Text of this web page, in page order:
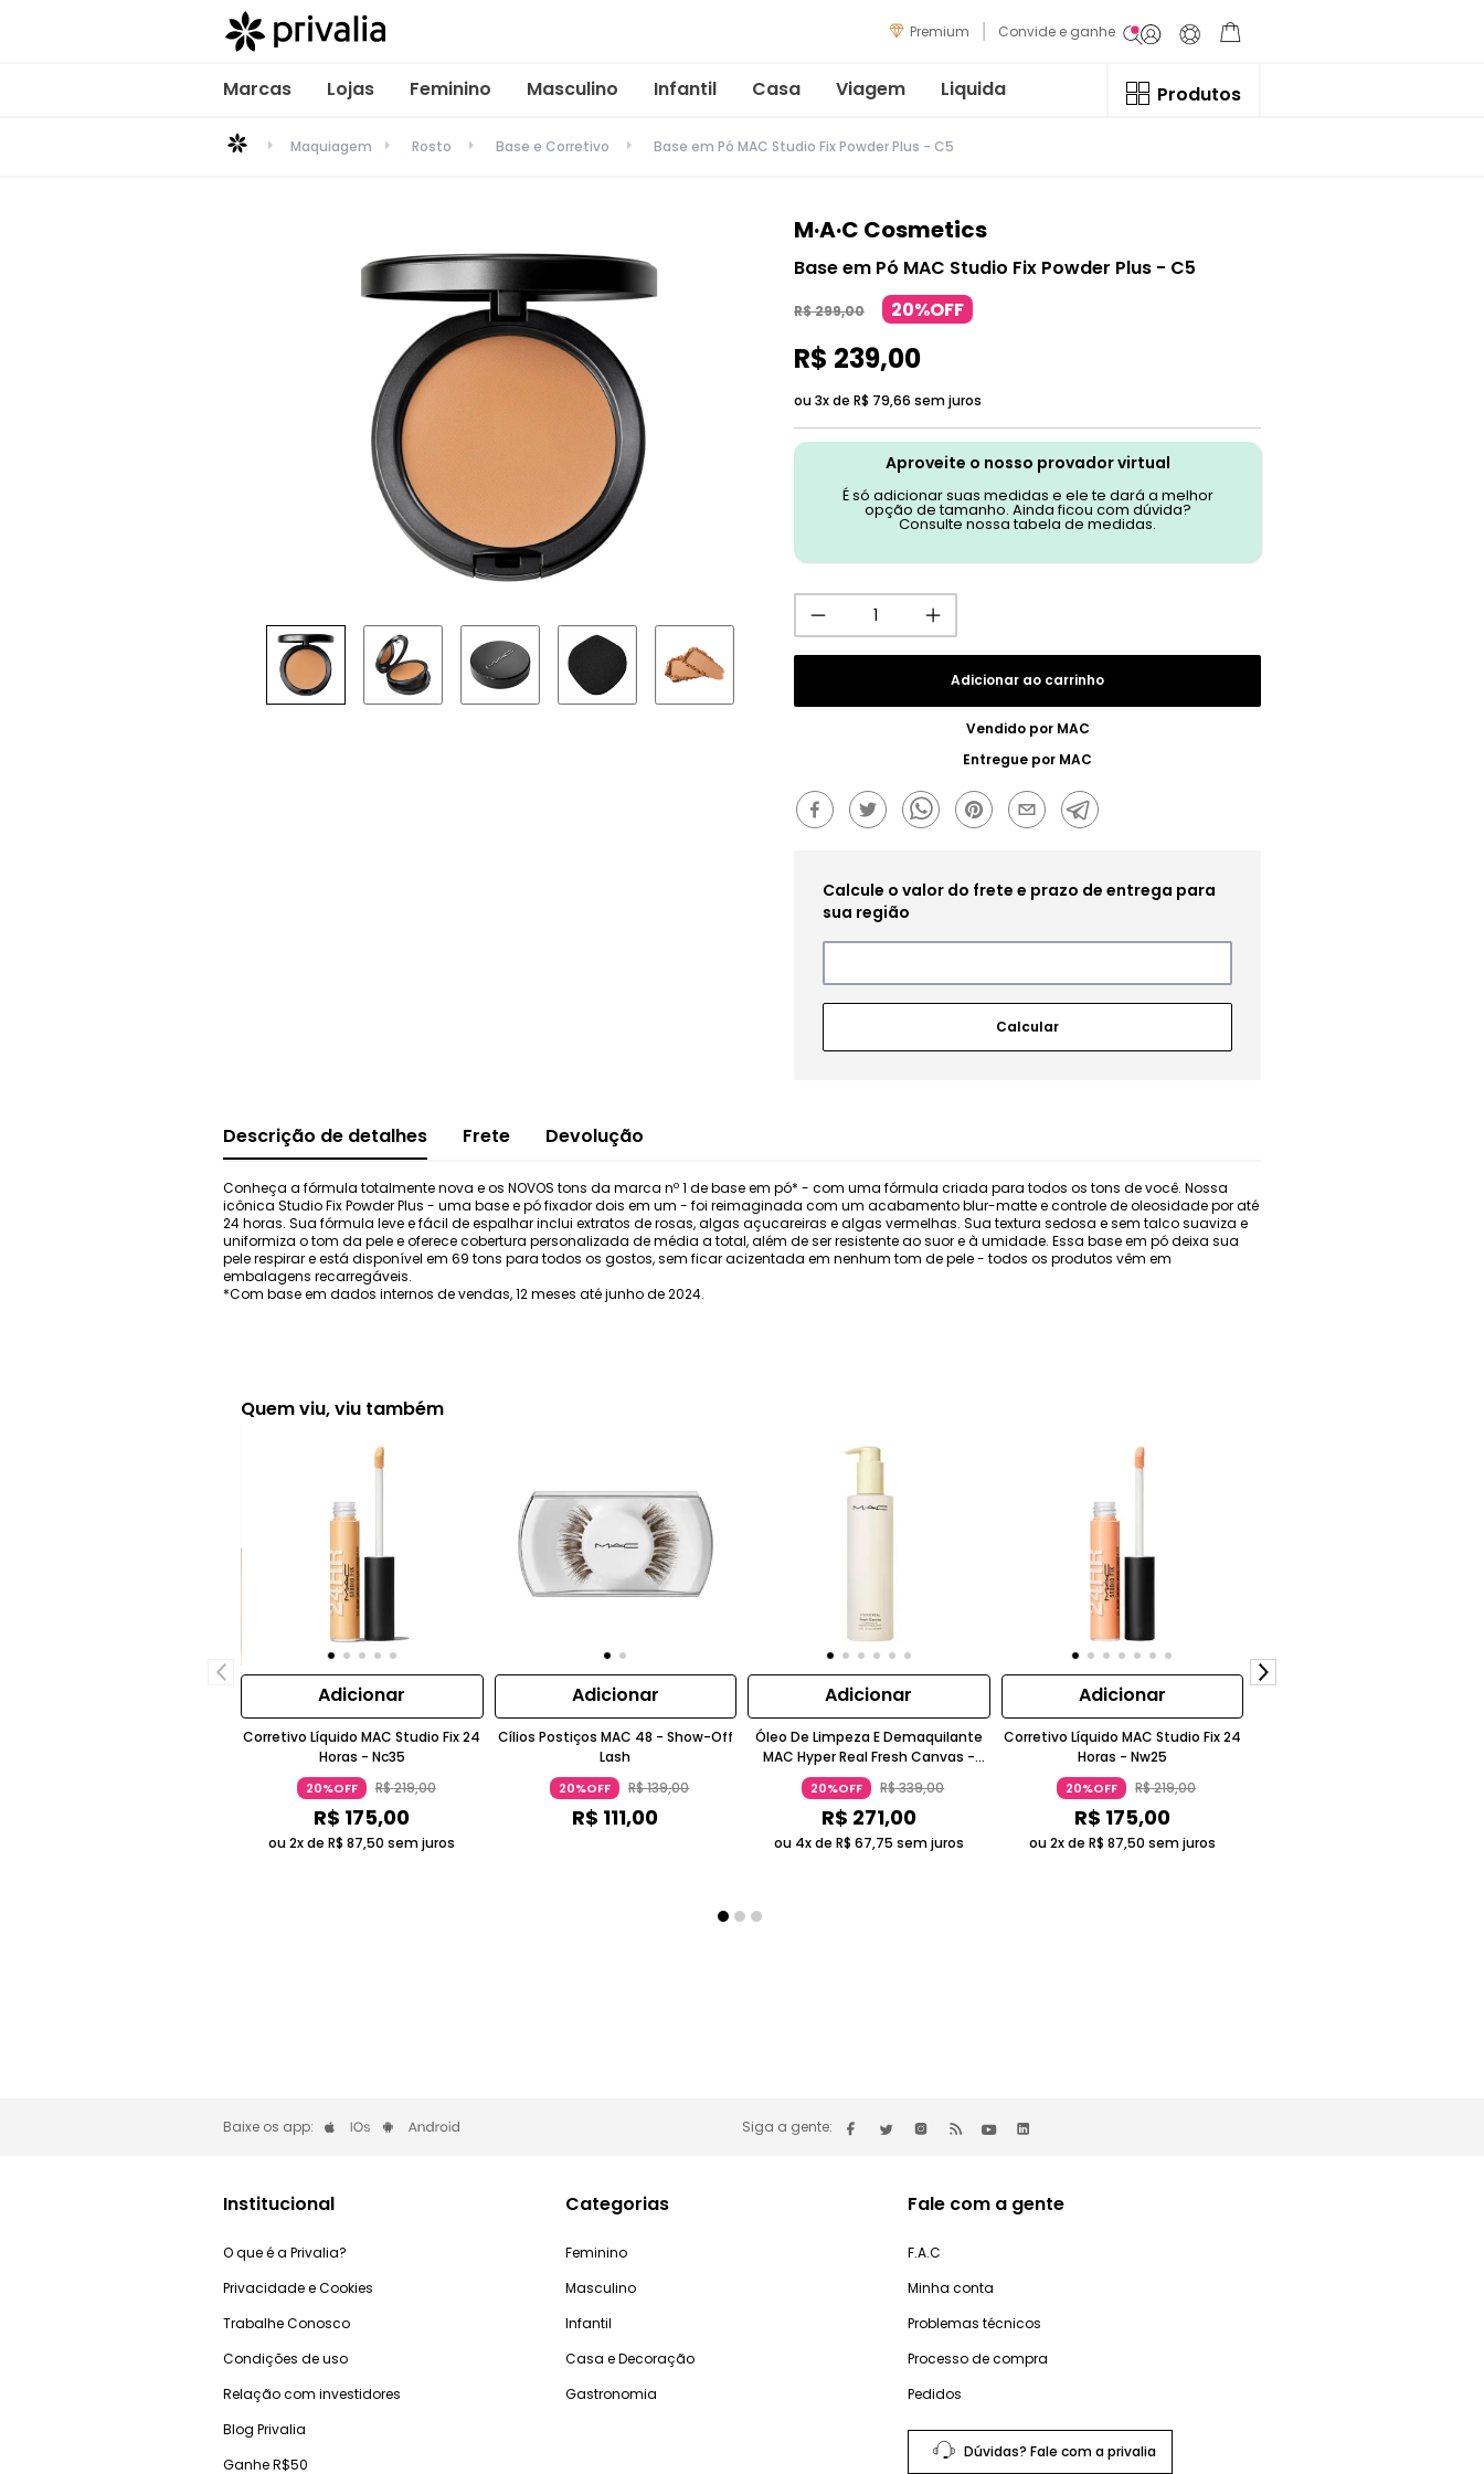
Premium Convide e ganhe
Marcas Lojas Feminino Masculino Infantil Casa Viagem Liquida Produtos
Maquiagem Rosto Base e Corretivo Base em Pó MAC Studio Fix Powder Plus - C5
M·A·C Cosmetics
Base em Pó MAC Studio Fix Powder Plus - C5
R$299,00 20%OFF
R$ 239,00
ou 3x de R$ 79,66 sem juros
Aproveite o nosso provador virtual
É só adicionar suas medidas e ele te dará a melhor
opção de tamanho. Ainda ficou com dúvida?
Consulte nossa tabela de medidas.
Adicionar ao carrinho
Vendido por MAC
Entregue por MAC
Descrição de detalhes Frete Devolução
Conheça a fórmula totalmente nova e os NOVOS tons da marca nº 1 de base em pó* - com uma fórmula criada para todos os tons de você. Nossa
icônica Studio Fix Powder Plus - uma base e pó fixador dois em um - foi reimaginada com um acabamento blur-matte e controle de oleosidade por até
24 horas. Sua fórmula leve e fácil de espalhar inclui extratos de rosas, algas açucareiras e algas vermelhas. Sua textura sedosa e sem talco suaviza e
uniformiza o tom da pele e oferece cobertura personalizada de média a total, além de ser resistente ao suor e à umidade. Essa base em pó deixa sua
pele respirar e está disponível em 69 tons para todos os gostos, sem ficar acizentada em nenhum tom de pele - todos os produtos vêm em
embalagens recarregáveis.
*Com base em dados internos de vendas, 12 meses até junho de 2024.
Quem viu, viu também
Adicionar
Corretivo Líquido MAC Studio Fix 24
Horas - Nc35
20%OFF R$219,00
R$ 175,00
ou 2x deR$ 87,50 sem juros
Adicionar
Cílios Postiços MAC 48 - Show-Off
Lash
20%OFF R$139,00
R$ 111,00
Adicionar
Óleo De Limpeza E Demaquilante
MAC Hyper Real Fresh Canvas -
200Ml
20%OFF R$339,00
R$ 271,00
ou 4x de R$ 67,75 sem juros
Adicionar
Corretivo Líquido MAC Studio Fix 24
Horas - Nw25
20%OFF R$219,00
R$ 175,00
ou 2x de R$ 87,50 sem juros
Baixe os app: Siga a gente:
Institucional
O que é a Privalia?
Privacidade e Cookies
Trabalhe Conosco
Condições de uso
Relação com investidores
Blog Privalia
Ganhe R$50
Categorias
Feminino
Masculino
Infantil
Casa e Decoração
Gastronomia
Fale com a gente
F.A.C
Minha conta
Problemas técnicos
Processo de compra
Pedidos
Dúvidas? Fale com a privalia